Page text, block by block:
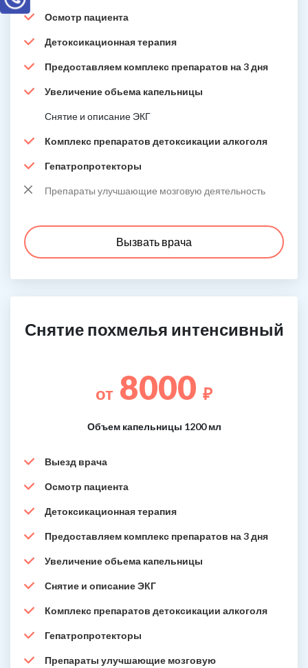
Осмотр пациента
Детоксикационная терапия
Предоставляем комплекс препаратов на 3 дня
Увеличение обьема капельницы
Снятие и описание ЭКГ
Комплекс препаратов детоксикации алкоголя
Гепатропротекторы
Препараты улучшающие мозговую деятельность
Вызвать врача
Снятие похмелья интенсивный
от 8000 ₽
Объем капельницы 1200 мл
Выезд врача
Осмотр пациента
Детоксикационная терапия
Предоставляем комплекс препаратов на 3 дня
Увеличение обьема капельницы
Снятие и описание ЭКГ
Комплекс препаратов детоксикации алкоголя
Гепатропротекторы
Препараты улучшающие мозговую